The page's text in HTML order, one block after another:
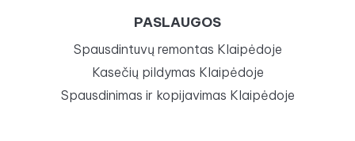
PASLAUGOS
Spausdintuvų remontas Klaipėdoje
Kasečių pildymas Klaipėdoje
Spausdinimas ir kopijavimas Klaipėdoje